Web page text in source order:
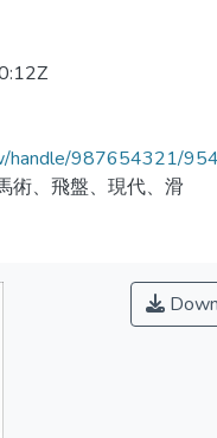
handle/987654321/
術、飛盤、現代、滑